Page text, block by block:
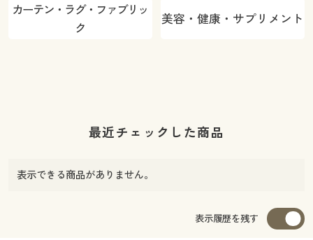
カーテン・ラグ・ファブリッ
ク
美容・健康・サプリメント
最近チェックした商品
表示できる商品がありません。
表示履歴を残す